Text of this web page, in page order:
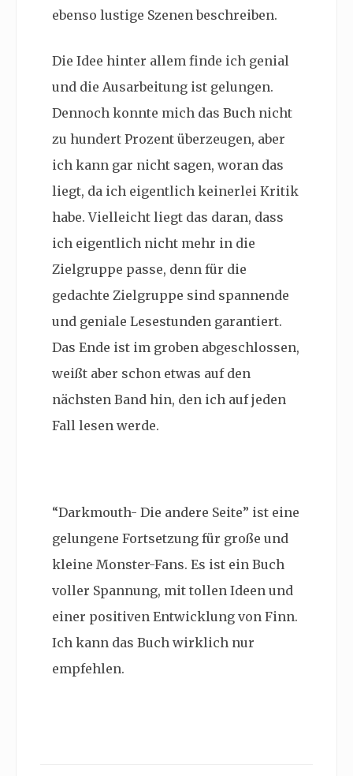
ebenso lustige Szenen beschreiben.
Die Idee hinter allem finde ich genial
und die Ausarbeitung ist gelungen.
Dennoch konnte mich das Buch nicht
zu hundert Prozent überzeugen, aber
ich kann gar nicht sagen, woran das
liegt, da ich eigentlich keinerlei Kritik
habe. Vielleicht liegt das daran, dass
ich eigentlich nicht mehr in die
Zielgruppe passe, denn für die
gedachte Zielgruppe sind spannende
und geniale Lesestunden garantiert.
Das Ende ist im groben abgeschlossen,
weißt aber schon etwas auf den
nächsten Band hin, den ich auf jeden
Fall lesen werde.
“Darkmouth- Die andere Seite” ist eine
gelungene Fortsetzung für große und
kleine Monster-Fans. Es ist ein Buch
voller Spannung, mit tollen Ideen und
einer positiven Entwicklung von Finn.
Ich kann das Buch wirklich nur
empfehlen.